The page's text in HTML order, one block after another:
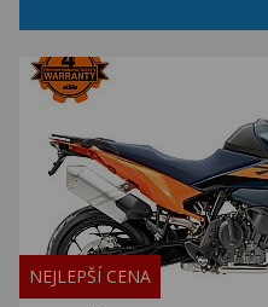
NEJLEPŠÍ CENA